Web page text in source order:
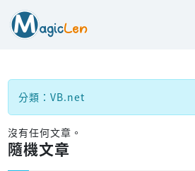
分類：VB.net
沒有任何文章。
隨機文章